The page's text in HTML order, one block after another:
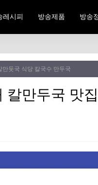
레시피 방송제품 방송
둣국 식당 칼국수 만두국
만두국 맛